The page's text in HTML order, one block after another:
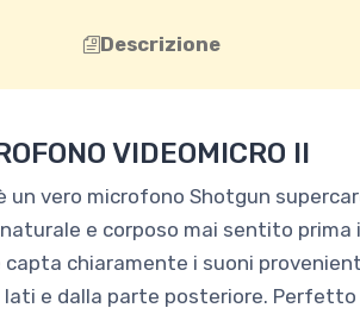
Descrizione
VIDEOMICRO II
un vero microfono Shotgun
e corposo mai sentito
capta chiaramente i suoni
e dalla parte posteriore.